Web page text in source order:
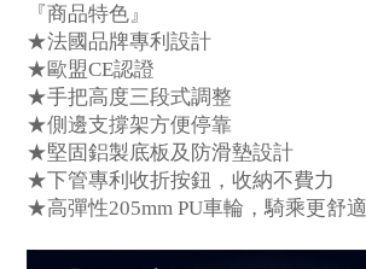
『商品特色』
★法國品牌專利設計
★歐盟CE認證
★手把高度三段式調整
★側邊支撐架方便停靠
★堅固 鋁製底板及防滑墊設計
★下管專利收折按鈕，收納不費力
★高彈性205mm PU車輪，騎乘更舒適